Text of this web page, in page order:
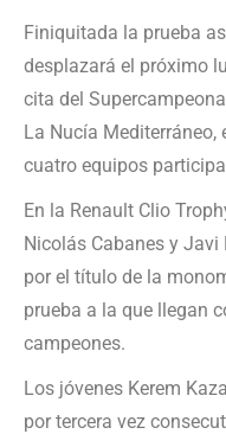
Finiquitada la prueba
desplazará el próximo
cita del
La Nucía Mediterráneo,
cuatro equipos
En la Renault Clio
Nicolás Cabanes y
por el título de la
prueba a la que llegan
campeones.
Los jóvenes Kerem
por tercera vez